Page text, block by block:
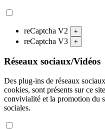
reCaptcha V2 +
reCaptcha V3 +
Réseaux sociaux/Vidéos
Des plug-ins de réseaux
cookies, sont présents sur ce
convivialité et la promotion du
sociales.